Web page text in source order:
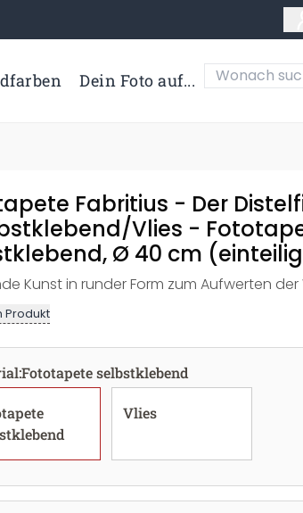
Dein Foto auf...
Fabritius - Der
Vlies -
Ø 40 cm
Kunst in runder Form zum Aufwerten der
Produkt
:Fototapete selbstklebend
Vlies